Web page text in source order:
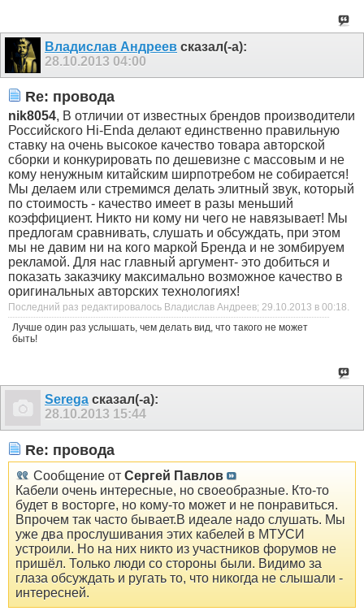
Владислав Андреев сказал(-а):
28.10.2013 04:00
Re: провода
nik8054, В отличии от известных брендов производители
Российского Hi-Endа делают единственно правильную
ставку на очень высокое качество товара авторской
сборки и конкурировать по дешевизне с массовым и не
кому ненужным китайским ширпотребом не собирается!
Мы делаем или стремимся делать элитный звук, который
по стоимость - качество имеет в разы меньший
коэффициент. Никто ни кому ни чего не навязывает! Мы
предлогам сравнивать, слушать и обсуждать, при этом
мы не давим ни на кого маркой Бренда и не зомбируем
рекламой. Для нас главный аргумент- это добиться и
показать заказчику максимально возможное качество в
оригинальных авторских технологиях!
Последний раз редактировалось Владислав Андреев; 29.10.2013 в 00:18.
Лучше один раз услышать, чем делать вид, что такого не может
быть!
Serega сказал(-а):
28.10.2013 15:44
Re: провода
Сообщение от Сергей Павлов
Кабели очень интересные, но своеобразные. Кто-то
будет в восторге, но кому-то может и не понравиться.
Впрочем так часто бывает.В идеале надо слушать. Мы
уже два прослушивания этих кабелей в МТУСИ
устроили. Но на них никто из участников форумов не
пришёл. Только люди со стороны были. Видимо за
глаза обсуждать и ругать то, что никогда не слышали -
интересней.